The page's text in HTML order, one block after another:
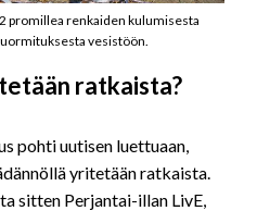
promillea renkaiden kulumisesta
vesistöön.
ratkaista?
pohti uutisen luettuaan,
yritetään ratkaista.
sitten Perjantai-illan LivE,